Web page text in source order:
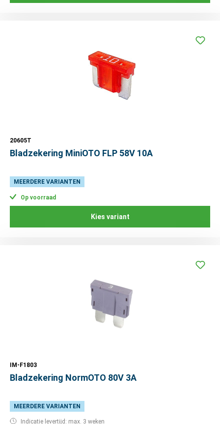
20605T
Bladzekering MiniOTO FLP 58V 10A
MEERDERE VARIANTEN
Op voorraad
Kies variant
IM-F1803
Bladzekering NormOTO 80V 3A
MEERDERE VARIANTEN
Indicatie levertijd: max. 3 weken